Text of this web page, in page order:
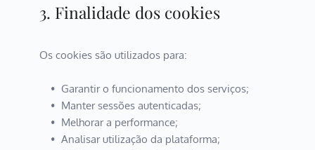
3. Finalidade dos cookies
Os cookies são utilizados para:
Garantir o funcionamento dos serviços;
Manter sessões autenticadas;
Melhorar a performance;
Analisar utilização da plataforma;